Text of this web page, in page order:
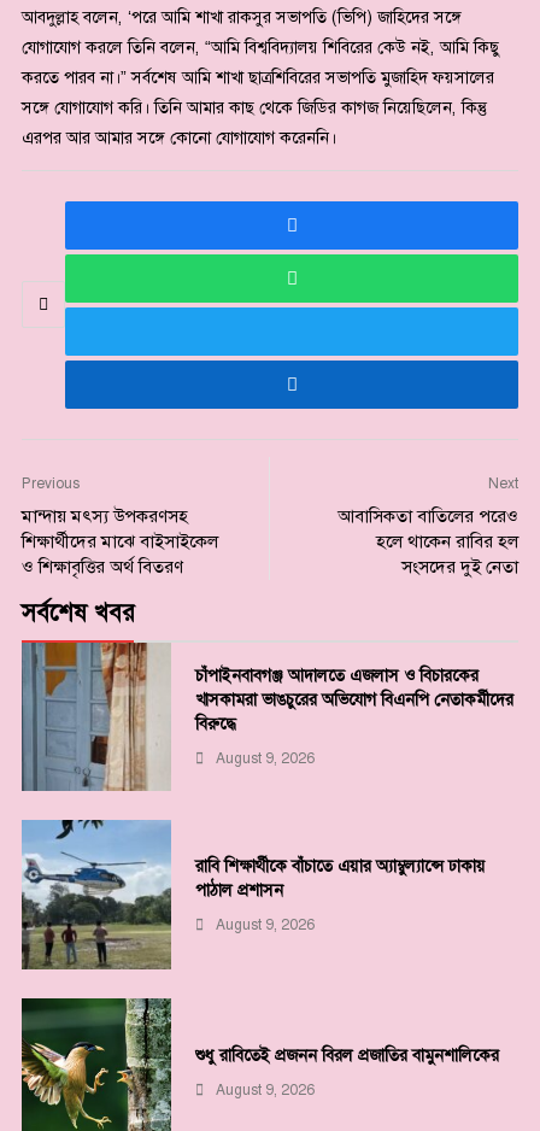
আবদুল্লাহ বলেন, ‘পরে আমি শাখা রাকসুর সভাপতি (ভিপি) জাহিদের সঙ্গে
যোগাযোগ করলে তিনি বলেন, “আমি বিশ্ববিদ্যালয় শিবিরের কেউ নই, আমি কিছু
করতে পারব না।” সর্বশেষ আমি শাখা ছাত্রশিবিরের সভাপতি মুজাহিদ ফয়সালের
সঙ্গে যোগাযোগ করি। তিনি আমার কাছ থেকে জিডির কাগজ নিয়েছিলেন, কিন্তু
এরপর আর আমার সঙ্গে কোনো যোগাযোগ করেননি।
Previous
মান্দায় মৎস্য উপকরণসহ
শিক্ষার্থীদের মাঝে বাইসাইকেল
ও শিক্ষাবৃত্তির অর্থ বিতরণ
Next
আবাসিকতা বাতিলের পরেও
হলে থাকেন রাবির হল
সংসদের দুই নেতা
সর্বশেষ খবর
চাঁপাইনবাবগঞ্জ আদালতে এজলাস ও বিচারকের
খাসকামরা ভাঙচুরের অভিযোগ বিএনপি নেতাকর্মীদের
বিরুদ্ধে
August 9, 2026
রাবি শিক্ষার্থীকে বাঁচাতে এয়ার অ্যাম্বুল্যান্সে ঢাকায়
পাঠাল প্রশাসন
August 9, 2026
শুধু রাবিতেই প্রজনন বিরল প্রজাতির বামুনশালিকের
August 9, 2026